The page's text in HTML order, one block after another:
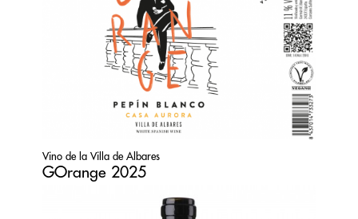
Vino de la Villa de Albares
GOrange 2025